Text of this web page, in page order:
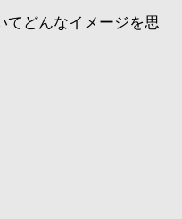
てどんなイメージを思